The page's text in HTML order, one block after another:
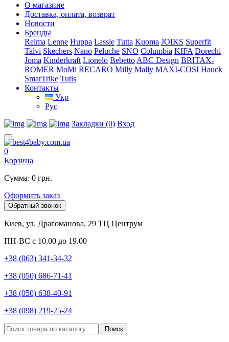
О магазине
Доставка, оплата, возврат
Новости
Бренды
Reima Lenne Huppa Lassie Tutta Kuoma JOIKS Superfit
Talvi Skechers Nano Peluche SNO Columbia KIFA Dorechi
Joma Kinderkraft Lionelo Bebetto ABC Design BRITAX-
ROMER MoMi RECARO Milly Mally MAXI-COSI Hauck
SmarTrike Tutis
Контакты
Укр
Рус
Закладки (0) Вход
0
Корзина
Сумма: 0 грн.
Оформить заказ
Обратный звонок
Киев, ул. Драгоманова, 29 ТЦ Центрум
ПН-ВС с 10.00 до 19.00
+38 (063) 341-34-32
+38 (050) 686-71-41
+38 (050) 638-40-91
+38 (098) 219-25-24
Поиск